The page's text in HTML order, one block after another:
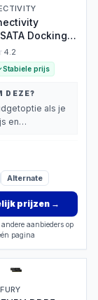
Docking
4.2
Stabiele prijs
DEZE?
als je
en
Alternate
prijzen→
aanbieders op
pagina